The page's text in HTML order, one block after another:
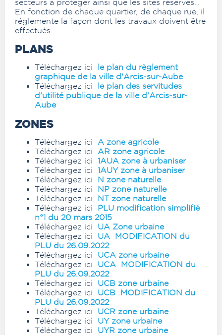
secteurs à protéger ainsi que les sites réservés…
En fonction de chaque quartier, de chaque rue, il
réglemente la façon dont les travaux doivent être
effectués.
PLANS
Téléchargez ici
le plan du règlement
graphique de la ville d'Arcis-sur-Aube
Téléchargez ici
le plan des servitudes
d'utilité publique de la ville d'Arcis-sur-
Aube
ZONES
Téléchargez ici
A zone agricole
Téléchargez ici
AR zone agricole
Téléchargez ici
1AUA zone à urbaniser
Téléchargez ici
1AUY zone à urbaniser
Téléchargez ici
N zone naturelle
Téléchargez ici
NP zone naturelle
Téléchargez ici
NT zone naturelle
Téléchargez ici
PLU modification simplifié
n°1 du 20 mars 2015
Téléchargez ici
UA Zone urbaine
Téléchargez ici
UA MODIFICATION du
PLU du 26.09.2022
Téléchargez ici
UCA zone urbaine
Téléchargez ici
UCA MODIFICATION du
PLU du 26.09.2022
Téléchargez ici
UCB zone urbaine
Téléchargez ici
UCB MODIFICATION du
PLU du 26.09.2022
Téléchargez ici
UCR zone urbaine
Téléchargez ici
UY zone urbaine
Téléchargez ici
UYR zone urbaine